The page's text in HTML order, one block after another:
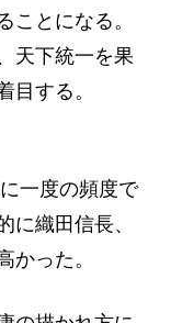
ことになる。
天下統一を果
目する。
一度の頻度で
に織田信長、
かった。